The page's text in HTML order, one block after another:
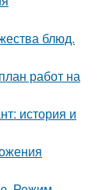
блюд.
работ на
история и